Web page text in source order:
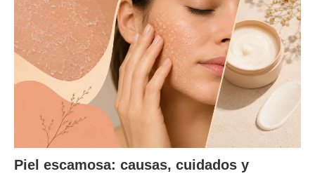
Piel escamosa: causas, cuidados y